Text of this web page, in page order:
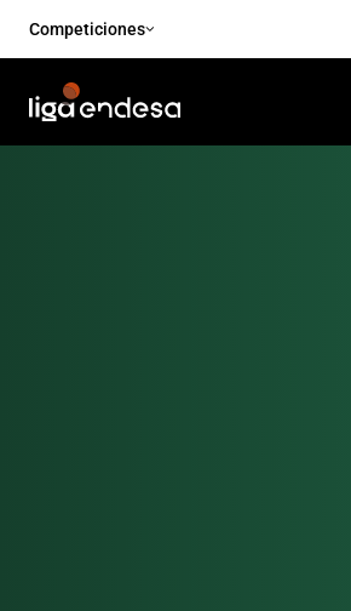
Competiciones